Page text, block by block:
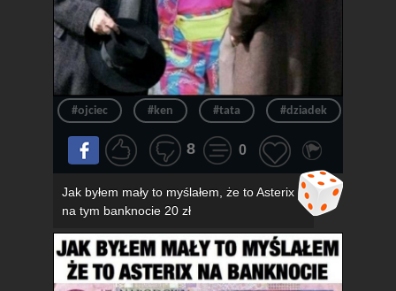
#ojciec #ken #tata #dziadek
8 0
Jak byłem mały to myślałem, że to Asterix
na tym banknocie 20 zł